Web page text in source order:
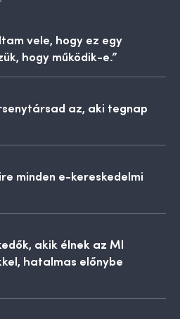
vele, hogy ez egy
hogy működik-e.”
az, aki tegnap
minden e-kereskedelmi
akik élnek az MI
hatalmas előnybe